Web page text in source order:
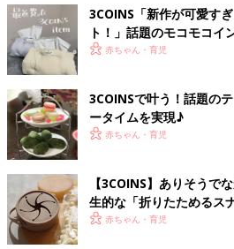
3COINS「新作が可愛す
ト！」話題のモコモコイ
赤ちゃん・育児
3COINSで叶う！話題の
ータイムを実現♪
赤ちゃん・育児
【3COINS】ありそうで
生的な「折りたためるス
赤ちゃん・育児